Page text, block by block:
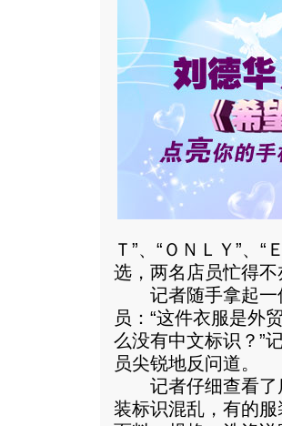
Ｔ”、“ＯＮＬＹ”、
选，两名店员忙得不
记者随手拿起一
员：“这件衣服是外
么没有中文标识？”
员尖锐地反问道。
记者仔细查看了店
装标识混乱，有的